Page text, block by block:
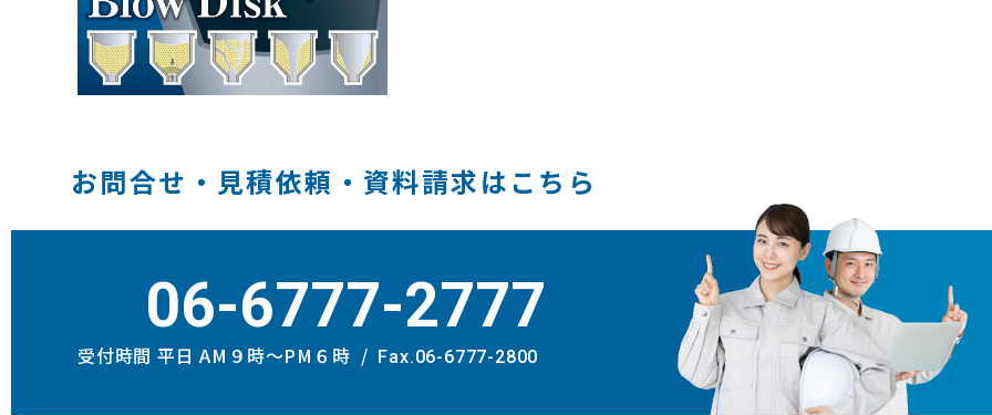
お問合せ・見積依頼・資料請求はこちら
06-6777-2777
受付時間 平日 AM９時〜PM６時 Fax.06-6777-2800